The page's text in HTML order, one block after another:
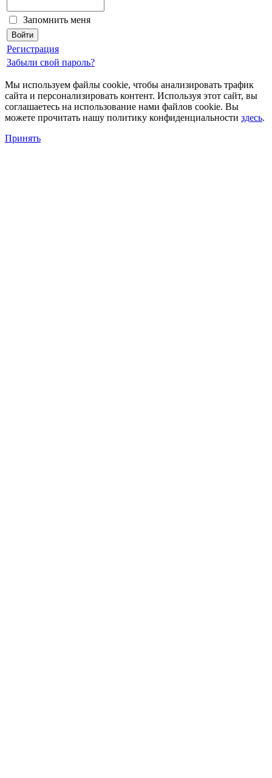
Запомнить меня
Регистрация
Забыли свой пароль?
Мы используем файлы cookie, чтобы анализировать трафик
сайта и персонализировать контент. Используя этот сайт, вы
соглашаетесь на использование нами файлов cookie. Вы
можете прочитать нашу политику конфиденциальности здесь.
Принять